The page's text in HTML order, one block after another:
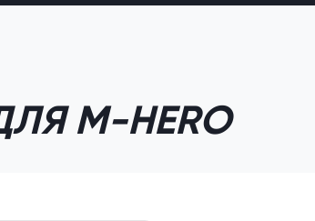
M-HERO